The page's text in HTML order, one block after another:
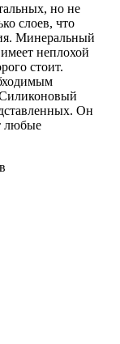
но не
слоев, что
Минеральный
неплохой
стоит.
Он
любые